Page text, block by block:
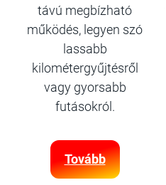
távú megbízható
működés, legyen szó
lassabb
kilométergyűjtésről
vagy gyorsabb
futásokról.
Tovább